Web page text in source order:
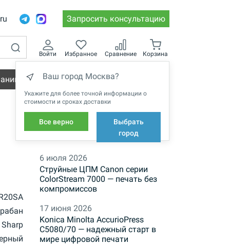
Запросить консультацию
Войти Избранное Сравнение Корзина
Ваш город Москва?
Укажите для более точной информации о
стоимости и сроках доставки
Все верно
Выбрать
город
Вакансии
Sharp
НОВОСТИ
6 июля 2026
Струйные ЦПМ Canon серии
ColorStream 7000 — печать без
компромиссов
17 июня 2026
Konica Minolta AccurioPress
C5080/70 — надежный старт в
мире цифровой печати